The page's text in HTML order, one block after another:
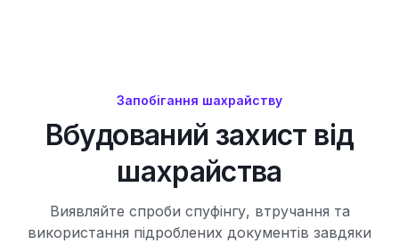
Запобігання шахрайству
Вбудований захист від
шахрайства
Виявляйте спроби спуфінгу, втручання та
використання підроблених документів завдяки